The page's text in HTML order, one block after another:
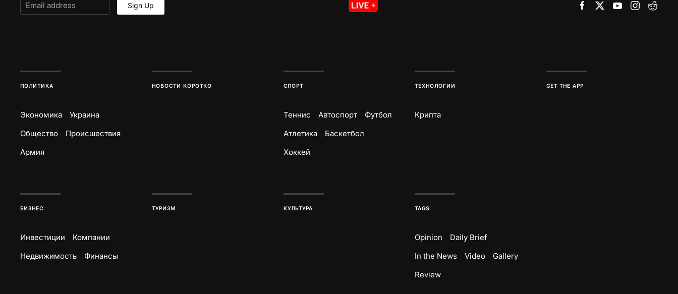
Sign Up
ПОЛИТИКА
Экономика
Украина
Общество
Происшествия
Армия
НОВОСТИ КОРОТКО СПОРТ
Теннис Автоспорт
Футбол
Атлетика
Баскетбол
Хоккей
ТЕХНОЛОГИИ
Крипта
GET THE APP
БИЗНЕС
Инвестиции
Компании
Недвижимость
Финансы
ТУРИЗМ КУЛЬТУРА TAGS
Opinion
Daily Brief
In the News
Video
Gallery
Review